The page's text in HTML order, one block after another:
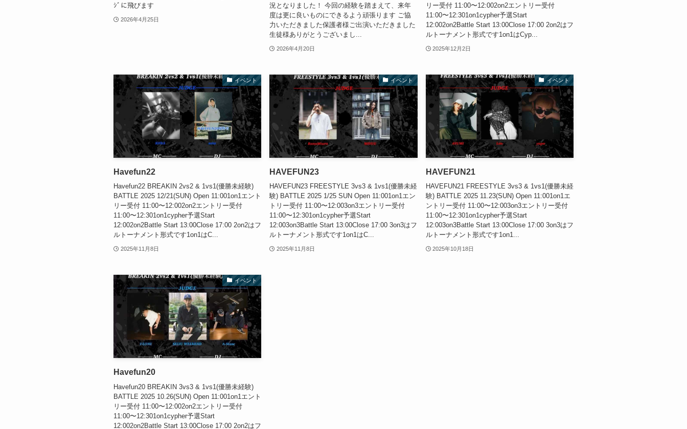
ｼﾞに飛びます
2026年4月25日
況となりました！ 今回の経験を踏まえて、来年
度は更に良いものにできるよう頑張ります ご協
力いただきました保護者様ご出演いただきました
生徒様ありがとうございまし...
2026年4月20日
リー受付 11:00〜12:002on2エントリー受付
11:00〜12:301on1cypher予選Start
12:002on2Battle Start 13:00Close 17:00 2on2はフ
ルトーナメント形式です1on1はCyp...
2025年12月2日
イベント
Havefun22
Havefun22 BREAKIN 2vs2 & 1vs1(優勝未経験)
BATTLE 2025 12/21(SUN) Open 11:001on1エント
リー受付 11:00〜12:002on2エントリー受付
11:00〜12:301on1cypher予選Start
12:002on2Battle Start 13:00Close 17:00 2on2はフ
ルトーナメント形式です1on1はC...
2025年11月8日
イベント
HAVEFUN23
HAVEFUN23 FREESTYLE 3vs3 & 1vs1(優勝未経
験) BATTLE 2025 1/25 SUN Open 11:001on1エン
トリー受付 11:00〜12:003on3エントリー受付
11:00〜12:301on1cypher予選Start
12:003on3Battle Start 13:00Close 17:00 3on3はフ
ルトーナメント形式です1on1はC...
2025年11月8日
イベント
HAVEFUN21
HAVEFUN21 FREESTYLE 3vs3 & 1vs1(優勝未経
験) BATTLE 2025 11.23(SUN) Open 11:001on1エ
ントリー受付 11:00〜12:003on3エントリー受付
11:00〜12:301on1cypher予選Start
12:003on3Battle Start 13:00Close 17:00 3on3はフ
ルトーナメント形式です1on1...
2025年10月18日
イベント
Havefun20
Havefun20 BREAKIN 3vs3 & 1vs1(優勝未経験)
BATTLE 2025 10.26(SUN) Open 11:001on1エント
リー受付 11:00〜12:002on2エントリー受付
11:00〜12:301on1cypher予選Start
12:002on2Battle Start 13:00Close 17:00 2on2はフ